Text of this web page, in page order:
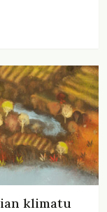
klimatu